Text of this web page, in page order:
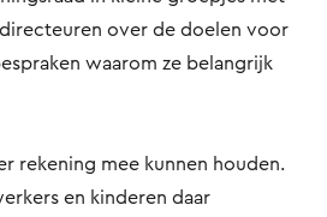
over de doelen voor
waarom ze belangrijk
rekening mee kunnen houden.
en kinderen daar